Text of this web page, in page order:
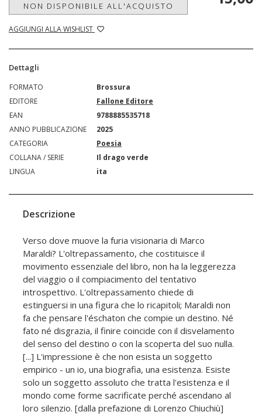
NON DISPONIBILE ALL'ACQUISTO
AGGIUNGI ALLA WISHLIST
Dettagli
FORMATO
Brossura
EDITORE
Fallone Editore
EAN
9788885535718
ANNO PUBBLICAZIONE
2025
CATEGORIA
Poesia
COLLANA / SERIE
Il drago verde
LINGUA
ita
Descrizione
Verso dove muove la furia visionaria di Marco
Maraldi? L'oltrepassamento, che costituisce il
movimento essenziale del libro, non ha la leggerezza
del viaggio o il compiacimento del tentativo
introspettivo. L'oltrepassamento chiede di
estinguersi in una figura che lo ricapitoli; Maraldi non
fa che pensare l'éschaton che compie un destino. Né
fato né disgrazia, il finire coincide con il disvelamento
del senso del destino o con la scoperta del suo nulla.
[...] L'impressione è che non esista un soggetto
empirico - un io, una biografia, una esistenza. Esiste
solo un soggetto assoluto che tratta l'esistenza e il
mondo come forme sacrificate perché ascendano al
loro silenzio. [dalla prefazione di Lorenzo Chiuchiù]